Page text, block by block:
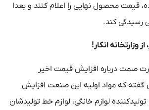
قیمت محصول نهایی را اعلام کنند و بعدا
رسیدگی کند.
وزارتخانه انکار!
صمت درباره افزایش قیمت اخیر
گفته که مواد اولیه این صنعت افزایش
لوازم خانگی، لوازم خط تولیدشان